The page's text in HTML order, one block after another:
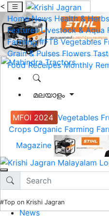
<
Home News Health & Herbs
Features Livestock & Aqua
Farming #FTB Vegetables
Grain & Pulses Flowers
Food Receipes Monthly
മലയാളം
MFOI 2024 Vegetables
Crops Organic Farming
Magazine
#Top on Krishi Jagran
News